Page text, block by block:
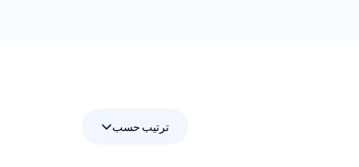
ترتيب حسب